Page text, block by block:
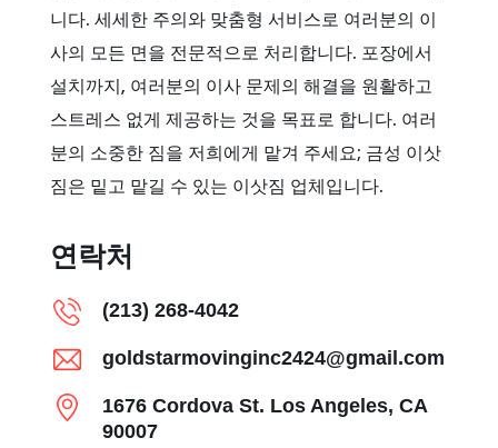
니다. 세세한 주의와 맞춤형 서비스로 여러분의 이
사의 모든 면을 전문적으로 처리합니다. 포장에서
설치까지, 여러분의 이사 문제의 해결을 원활하고
스트레스 없게 제공하는 것을 목표로 합니다. 여러
분의 소중한 짐을 저희에게 맡겨 주세요; 금성 이삿
짐은 밑고 맡길 수 있는 이삿짐 업체입니다.
연락처
(213) 268-4042
goldstarmovinginc2424@gmail.com
1676 Cordova St. Los Angeles, CA
90007